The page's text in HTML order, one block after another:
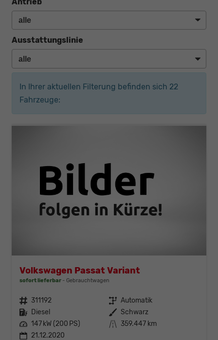
Ausstattungslinie
In Ihrer aktuellen Filterung befinden sich 22
Fahrzeuge:
Volkswagen Passat Variant
sofort lieferbar Gebrauchtwagen
Fahrzeugnr. 311192 Getriebe Automatik
Kraftstoff Diesel Außenfarbe Schwarz
Leistung 147 kW (200 PS) Kilometerstand 359.447 km
21.12.2020